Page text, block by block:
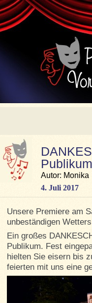
Publikum
Autor: Monika
4. Juli 2017
Unsere Premiere am
unbeständigen
Ein großes
Publikum. Fest
hielten Sie eisern bis
feierten mit uns eine